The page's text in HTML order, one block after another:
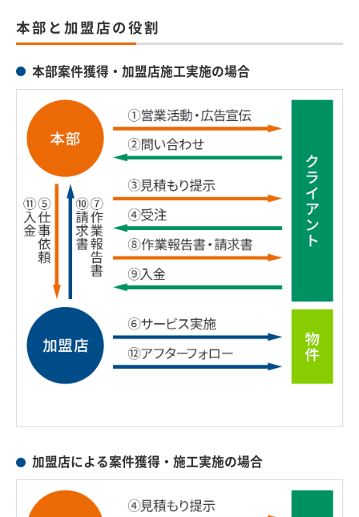
本部と加盟店の役割
本部案件獲得・加盟店施工実施の場合
加盟店による案件獲得・施工実施の場合